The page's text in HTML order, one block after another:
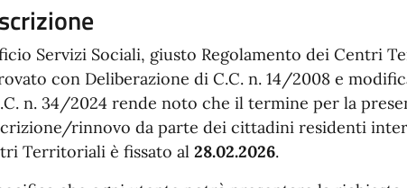
Servizi Sociali, giusto Regolamento dei Centri
con Deliberazione di C.C. n. 14/2008 e
n. 34/2024 rende noto che il termine per la
rinnovo da parte dei cittadini residenti
Territoriali è fissato al 28.02.2026.